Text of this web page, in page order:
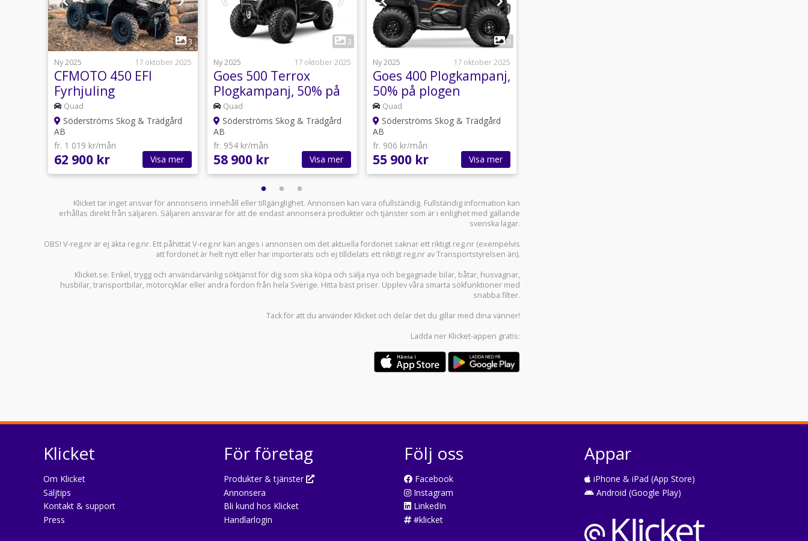
1
3
Ny 2025
17 oktober 2025
CFMOTO 450 EFI
Fyrhjuling
Plogkampanj, 50% på
plogen
Quad
Söderströms Skog & Trädgård
AB
fr. 1 019 kr/mån
62 900 kr Visa mer
1
3
Ny 2025
17 oktober 2025
Goes 500 Terrox
Plogkampanj, 50% på
plogen
Quad
Söderströms Skog & Trädgård
AB
fr. 954 kr/mån
58 900 kr Visa mer
1
3
Ny 2025
17 oktober 2025
Goes 400 Plogkampanj,
50% på plogen
Quad
Söderströms Skog & Trädgård
AB
fr. 906 kr/mån
55 900 kr Visa mer
Klicket tar inget ansvar för annonsens innehåll eller tillgänglighet. Annonsen kan vara ofullständig. Fullständig information kan
erhållas direkt från säljaren. Säljaren ansvarar för att de endast annonsera produkter och tjänster som är i enlighet med gällande
svenska lagar.
OBS! V-reg.nr är ej äkta reg.nr. Ett påhittat V-reg.nr kan anges i annonsen om det aktuella fordonet saknar ett riktigt reg.nr (exempelvis
att fordonet är helt nytt eller har importerats och ej tilldelats ett riktigt reg.nr av Transportstyrelsen än).
Klicket.se: Enkel, trygg och användarvänlig söktjänst för dig som ska köpa och sälja nya och begagnade bilar, båtar, husvagnar,
husbilar,transportbilar, motorcyklar eller andra fordon från hela Sverige. Hitta bäst priser. Upplev våra smarta sökfunktioner med
snabba filter.
Tack för att du använder Klicket och delar det du gillar med dina vänner!
Ladda ner Klicket-appen gratis:
Klicket
Om Klicket
Säljtips
Kontakt & support
Press
För företag
Produkter & tjänster
Annonsera
Bli kund hos Klicket
Handlarlogin
Följ oss
Facebook
Instagram
LinkedIn
#klicket
Appar
iPhone & iPad (App Store)
Android (Google Play)